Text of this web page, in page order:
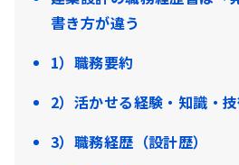
書き方が違う
1）職務要約
2）活かせる経験・知識・
3）職務経歴（設計歴）